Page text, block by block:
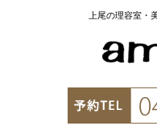
上尾の理容室・